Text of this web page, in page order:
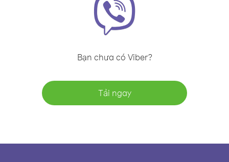
Bạn chưa có Viber?
Tải ngay